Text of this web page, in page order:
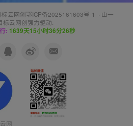
云网创鄂ICP备2025161603号-1 · 由一
标云网创强力驱动.
: 1639天15小时36分26秒
网